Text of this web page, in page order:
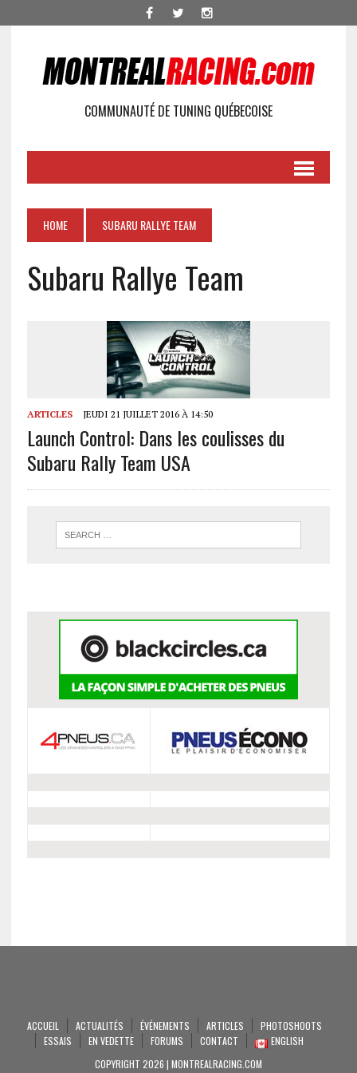
COMMUNAUTÉ DE TUNING QUÉBECOISE
HOME SUBARU RALLYE TEAM
Subaru Rallye Team
ARTICLES JEUDI 21 JUILLET 2016 À 14:50
Launch Control: Dans les coulisses du
Subaru Rally Team USA
ACCUEIL ACTUALITÉS ÉVÉNEMENTS ARTICLES
PHOTOSHOOTS
ESSAIS
EN VEDETTE FORUMS CONTACT
ENGLISH
COPYRIGHT 2026 | MONTREALRACING.COM